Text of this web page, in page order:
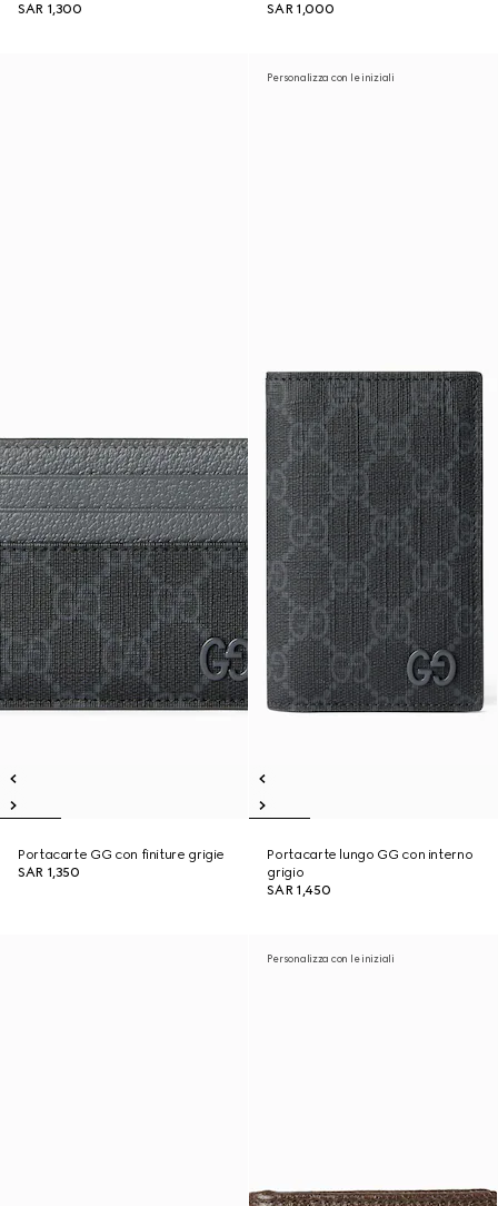
SAR 1,300
SAR 1,000
Portacarte GG con finiture grigie
SAR 1,350
Personalizza con le iniziali
Portacarte lungo GG con interno
grigio
SAR 1,450
Personalizza con le iniziali